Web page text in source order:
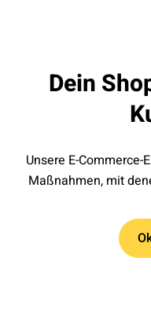
Dein
Unsere E-
Maßnahmen, mit